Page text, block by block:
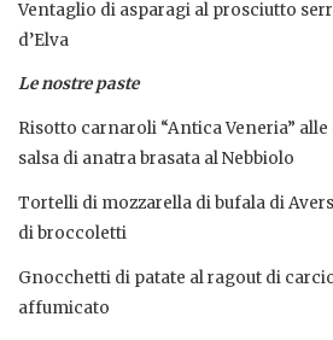
Ventaglio di asparagi al prosciutto
d’Elva
Le nostre paste
Risotto carnaroli “Antica Veneria”
salsa di anatra brasata al Nebbiolo
Tortelli di mozzarella di bufala di
di broccoletti
Gnocchetti di patate al ragout di
affumicato